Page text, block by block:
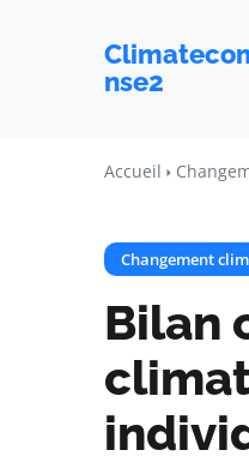
nse2
Accueil
Changement
Bilan